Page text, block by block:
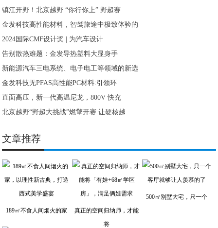
镇江开野！北京越野 “你行你上” 野超赛
金发科技高性能材料，智驾旅途中极致体验的
2024国际CMF设计奖 | 为汽车设计
告别散热难题：金发导热塑料大显身手
新能源汽车三电系统、电子电工等领域的新选
金发科技无PFAS高性能PC材料:引领环
直面高压，新一代高温尼龙，800V 快充
北京越野“野超大挑战”燃擎开赛 让硬核越
文章推荐
189㎡不食人间烟火的家
真正的空间归纳师，才能
将
500㎡别墅大宅，只一个